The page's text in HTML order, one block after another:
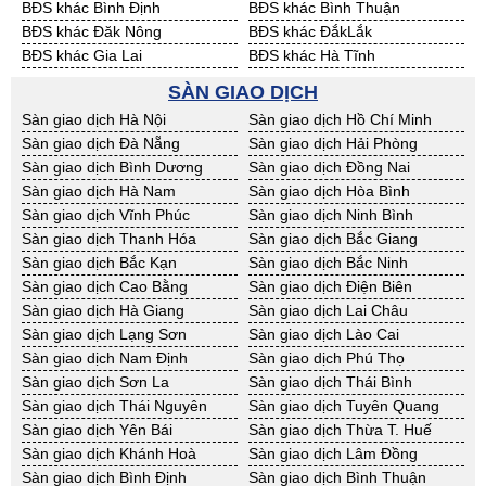
BĐS khác Bình Định
BĐS khác Bình Thuận
BĐS khác Đăk Nông
BĐS khác ĐắkLắk
BĐS khác Gia Lai
BĐS khác Hà Tĩnh
BĐS khác Ninh Thuận
BĐS khác Phú Yên
BĐS khác Quảng Bình
BĐS khác Quảng Nam
BĐS khác Quảng Ngãi
BĐS khác Bà Rịa - VT
BĐS khác Cần Thơ
BĐS khác An Giang
BĐS khác Bạc Liêu
BĐS khác Bến Tre
BĐS khác Bình Phước
BĐS khác Cà Mau
BĐS khác Đồng Tháp
BĐS khác Hậu Giang
BĐS khác Kiên Giang
BĐS khác Long An
BĐS khác Sóc Trăng
BĐS khác Tây Ninh
BĐS khác Tiền Giang
BĐS khác Trà Vinh
BĐS khác Vĩnh Long
BĐS khác Hải Dương
BĐS khác Hưng Yên
BĐS khác Quảng Ninh
SÀN GIAO DỊCH
Sàn giao dịch Hà Nội
Sàn giao dịch Hồ Chí Minh
Sàn giao dịch Đà Nẵng
Sàn giao dịch Hải Phòng
Sàn giao dịch Bình Dương
Sàn giao dịch Đồng Nai
Sàn giao dịch Hà Nam
Sàn giao dịch Hòa Bình
Sàn giao dịch Vĩnh Phúc
Sàn giao dịch Ninh Bình
Sàn giao dịch Thanh Hóa
Sàn giao dịch Bắc Giang
Sàn giao dịch Bắc Kạn
Sàn giao dịch Bắc Ninh
Sàn giao dịch Cao Bằng
Sàn giao dịch Điện Biên
Sàn giao dịch Hà Giang
Sàn giao dịch Lai Châu
Sàn giao dịch Lạng Sơn
Sàn giao dịch Lào Cai
Sàn giao dịch Nam Định
Sàn giao dịch Phú Thọ
Sàn giao dịch Sơn La
Sàn giao dịch Thái Bình
Sàn giao dịch Thái Nguyên
Sàn giao dịch Tuyên Quang
Sàn giao dịch Yên Bái
Sàn giao dịch Thừa T. Huế
Sàn giao dịch Khánh Hoà
Sàn giao dịch Lâm Đồng
Sàn giao dịch Bình Định
Sàn giao dịch Bình Thuận